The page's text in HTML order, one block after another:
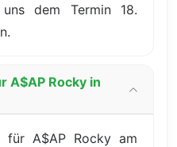
dem Termin 18.
A$AP Rocky in
A$AP Rocky am